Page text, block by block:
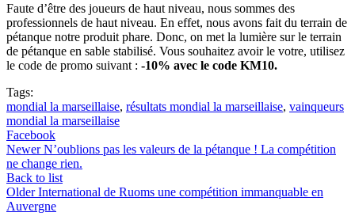
Faute d’être des joueurs de haut niveau, nous sommes des
professionnels de haut niveau. En effet, nous avons fait du terrain de
pétanque notre produit phare. Donc, on met la lumière sur le terrain
de pétanque en sable stabilisé. Vous souhaitez avoir le votre, utilisez
le code de promo suivant : -10% avec le code KM10.
Tags:
mondial la marseillaise, résultats mondial la marseillaise, vainqueurs
mondial la marseillaise
Facebook
Newer N’oublions pas les valeurs de la pétanque ! La compétition
ne change rien.
Back to list
Older International de Ruoms une compétition immanquable en
Auvergne